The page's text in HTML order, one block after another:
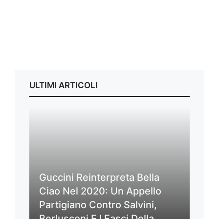
ULTIMI ARTICOLI
Guccini Reinterpreta Bella
Ciao Nel 2020: Un Appello
Partigiano Contro Salvini,